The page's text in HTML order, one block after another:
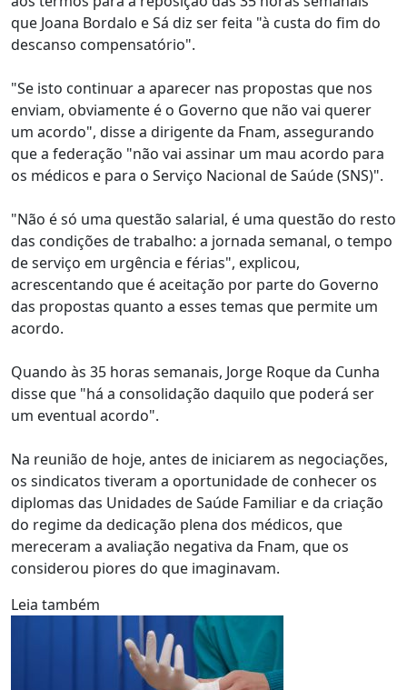
que Joana Bordalo e Sá diz ser feita "à custa do fim do
descanso compensatório".
"Se isto continuar a aparecer nas propostas que nos
enviam, obviamente é o Governo que não vai querer
um acordo", disse a dirigente da Fnam, assegurando
que a federação "não vai assinar um mau acordo para
os médicos e para o Serviço Nacional de Saúde (SNS)".
"Não é só uma questão salarial, é uma questão do resto
das condições de trabalho: a jornada semanal, o tempo
de serviço em urgência e férias", explicou,
acrescentando que é aceitação por parte do Governo
das propostas quanto a esses temas que permite um
acordo.
Quando às 35 horas semanais, Jorge Roque da Cunha
disse que "há a consolidação daquilo que poderá ser
um eventual acordo".
Na reunião de hoje, antes de iniciarem as negociações,
os sindicatos tiveram a oportunidade de conhecer os
diplomas das Unidades de Saúde Familiar e da criação
do regime da dedicação plena dos médicos, que
mereceram a avaliação negativa da Fnam, que os
considerou piores do que imaginavam.
Leia também